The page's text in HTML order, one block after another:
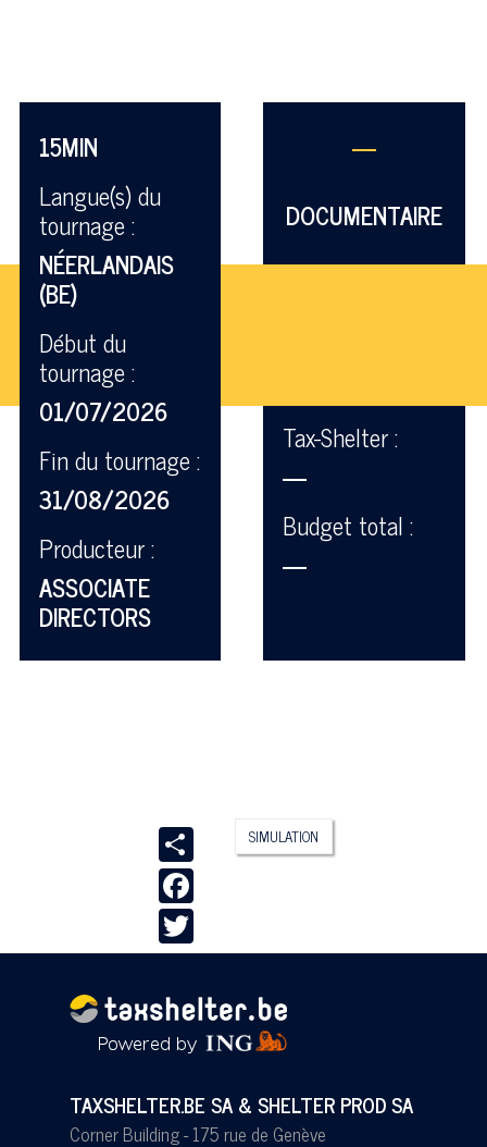
15MIN
Langue(s) du
tournage :
NÉERLANDAIS
(BE)
Début du
tournage :
01/07/2026
Fin du tournage :
31/08/2026
Producteur :
ASSOCIATE
DIRECTORS
—
DOCUMENTAIRE
Tax-Shelter :
—
Budget total :
—
Share
Facebook
Twitter
SIMULATION
TAXSHELTER.BE SA & SHELTER PROD SA
Corner Building - 175 rue de Genève